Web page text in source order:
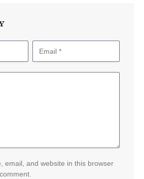
email, and website in this browser